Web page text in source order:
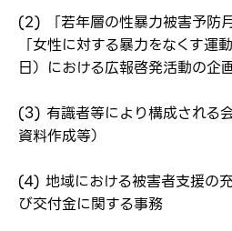
弊社ホームページの求人
弊社ホームページの求人票
応募し、転職を決めた方
ログイン
お気に入り登録にはログインが
メールアドレス
パスワード
(2) 「若年層の性暴力被害予防
「女性に対する暴力をなくす運
日）における広報啓発活動の企
(3) 有識者等により構成される
資料作成等）
(4) 地域における被害者支援の
び交付金に関する事務